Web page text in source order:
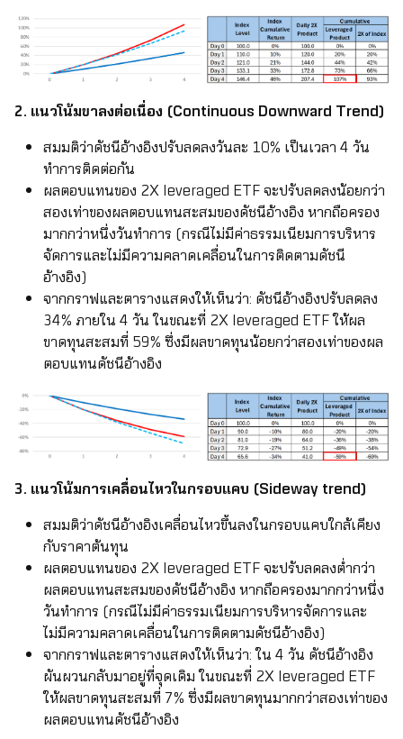
2. แนวโน้มขาลงต่อเนื่อง (Continuous Downward Trend)
สมมติว่าดัชนีอ้างอิงปรับลดลงวันละ 10% เป็นเวลา 4 วัน
ทำการติดต่อกัน
ผลตอบแทนของ 2X leveraged ETF จะปรับลดลงน้อยกว่า
สองเท่าของผลตอบแทนสะสมของดัชนีอ้างอิง หากถือครอง
มากกว่าหนึ่งวันทำการ (กรณีไม่มีค่าธรรมเนียมการบริหาร
จัดการและไม่มีความคลาดเคลื่อนในการติดตามดัชนี
อ้างอิง)
จากกราฟและตารางแสดงให้เห็นว่า: ดัชนีอ้างอิงปรับลดลง
34% ภายใน 4 วัน ในขณะที่ 2X leveraged ETF ให้ผล
ขาดทุนสะสมที่ 59% ซึ่งมีผลขาดทุนน้อยกว่าสองเท่าของผล
ตอบแทนดัชนีอ้างอิง
3. แนวโน้มการเคลื่อนไหวในกรอบแคบ (Sideway trend)
สมมติว่าดัชนีอ้างอิงเคลื่อนไหวขึ้นลงในกรอบแคบใกล้เคียง
กับราคาต้นทุน
ผลตอบแทนของ 2X leveraged ETF จะปรับลดลงต่ำกว่า
ผลตอบแทนสะสมของดัชนีอ้างอิง หากถือครองมากกว่าหนึ่ง
วันทำการ (กรณีไม่มีค่าธรรมเนียมการบริหารจัดการและ
ไม่มีความคลาดเคลื่อนในการติดตามดัชนีอ้างอิง)
จากกราฟและตารางแสดงให้เห็นว่า: ใน 4 วัน ดัชนีอ้างอิง
ผันผวนกลับมาอยู่ที่จุดเดิม ในขณะที่ 2X leveraged ETF
ให้ผลขาดทุนสะสมที่ 7% ซึ่งมีผลขาดทุนมากกว่าสองเท่าของ
ผลตอบแทนดัชนีอ้างอิง